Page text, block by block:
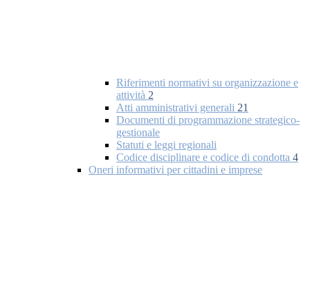
Riferimenti normativi su organizzazione e
attività 2
Atti amministrativi generali 21
Documenti di programmazione strategico-
gestionale
Statuti e leggi regionali
Codice disciplinare e codice di condotta 4
Oneri informativi per cittadini e imprese